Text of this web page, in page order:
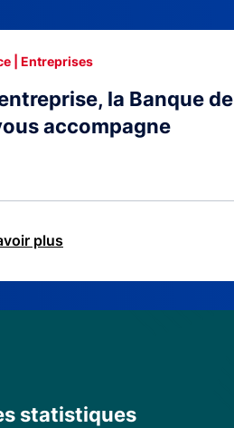
la Banque de
accompagne
| Entreprises
plus
statistiques